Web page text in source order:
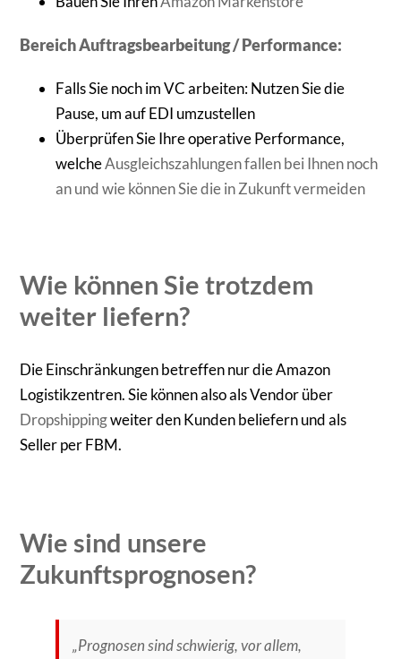
Bereich Auftragsbearbeitung / Performance:
Falls Sie noch im VC arbeiten: Nutzen Sie die
Pause, um auf EDI umzustellen
Überprüfen Sie Ihre operative Performance,
welcheAusgleichszahlungen fallen bei Ihnen noch
an und wie können Sie die in Zukunft vermeiden
Wie können Sie trotzdem
weiter liefern?
Die Einschränkungen betreffen nur die Amazon
Logistikzentren. Sie können also als Vendor über
Dropshippingweiter den Kunden beliefern und als
Seller per FBM.
Wie sind unsere
Zukunftsprognosen?
„Prognosen sind schwierig, vor allem,